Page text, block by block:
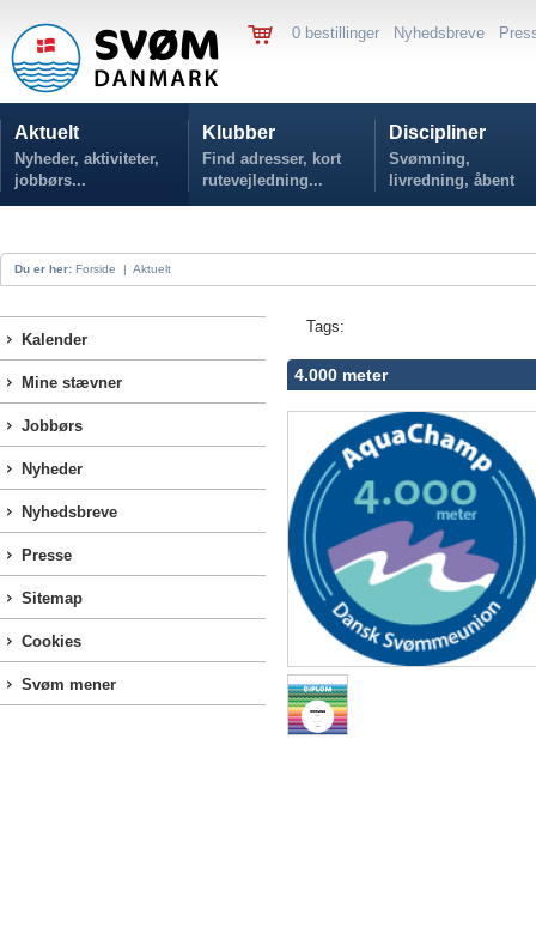
0 bestillinger Nyhedsbreve
Aktuelt
Nyheder, aktiviteter,
jobbørs...
Klubber
Find adresser, kort
rutevejledning...
Discipliner
Svømning,
livredning, åbent
vand...
Du er her: Forside | Aktuelt
Kalender
Mine stævner
Jobbørs
Nyheder
Nyhedsbreve
Presse
Sitemap
Cookies
Svøm mener
Tags:
4.000 meter